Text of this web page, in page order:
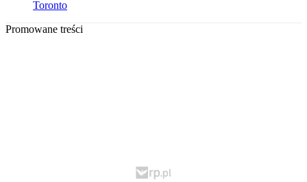
Toronto
Promowane treści